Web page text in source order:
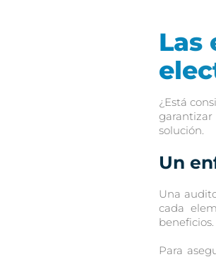
Las
¿Está
garantizar
solución.
Un
Una
cada
beneficios.
Para